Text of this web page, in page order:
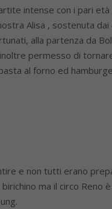
intense con i pari
Alisa , sostenuta
alla partenza da
permesso di
al forno ed
e non tutti erano
ma il circo Reno